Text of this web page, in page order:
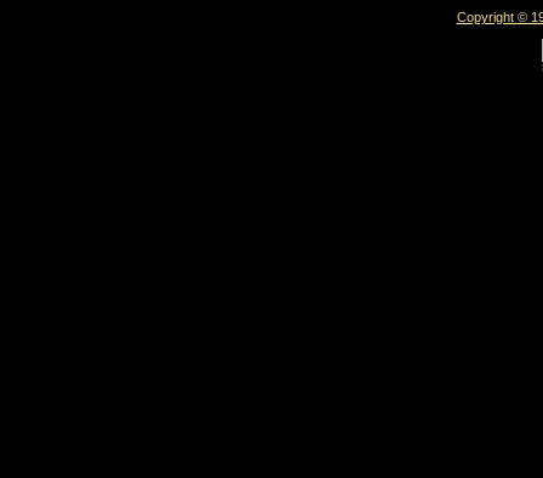
Copyright ©